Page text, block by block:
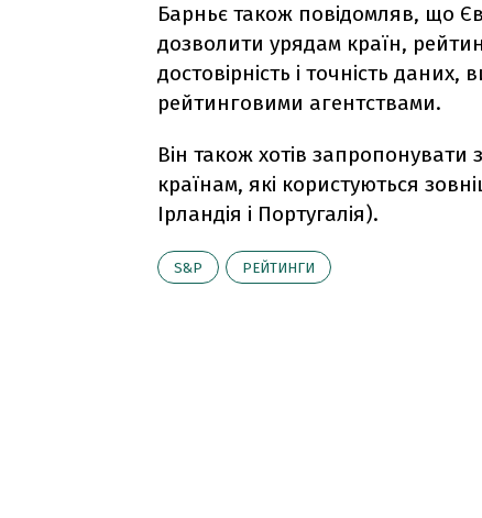
Барньє також повідомляв, що
дозволити урядам країн,
достовірність і точність
рейтинговими агентствами.
Він також хотів
країнам, які користуються
Ірландія і Португалія).
S&P РЕЙТИНГИ